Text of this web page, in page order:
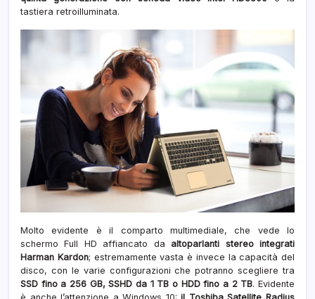
tastiera retroilluminata.
Molto evidente è il comparto multimediale, che vede lo
schermo Full HD affiancato daaltoparlanti stereo integrati
Harman Kardon; estremamente vasta è invece la capacità del
disco, con le varie configurazioni che potranno scegliere tra
SSD fino a 256 GB, SSHD da 1 TB o HDD fino a 2 TB. Evidente